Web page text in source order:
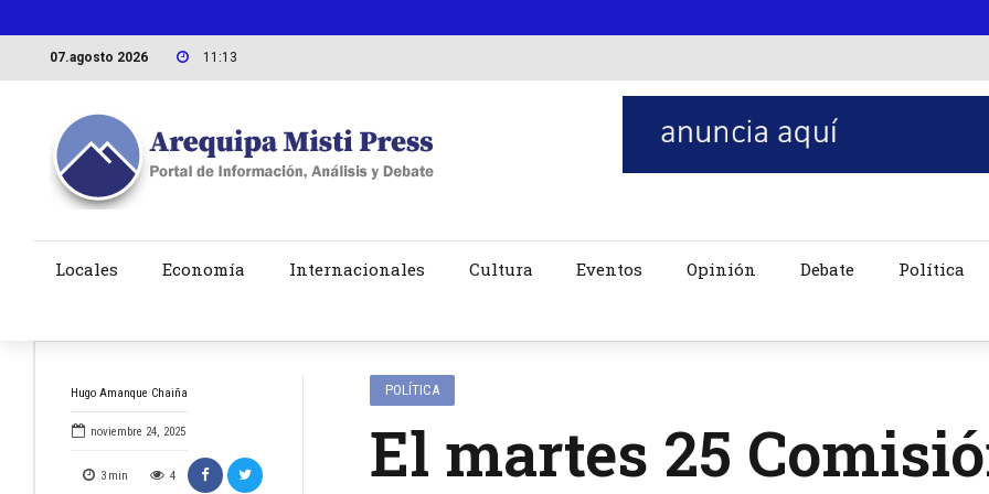
07.agosto 2026 11:13
Locales Economía Internacionales Cultura Eventos Opinión Debate Política
Hugo Amanque Chaiña
noviembre 24, 2025
3 min 4
POLÍTICA
El martes 25